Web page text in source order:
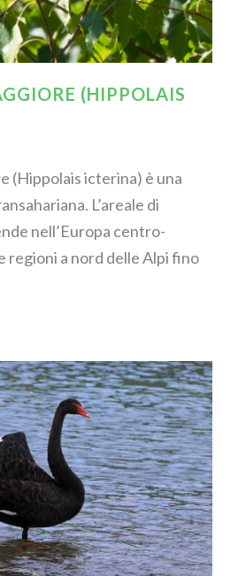
(HIPPOLAIS
(Hippolais icterina) è una
L’areale di
nell’Europa centro-
regioni a nord delle Alpi fino